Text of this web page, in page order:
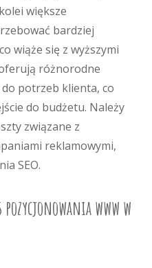
większe
bardziej
wiąże się z wyższymi
różnorodne
potrzeb klienta, co
do budżetu. Należy
związane z
reklamowymi,
SEO.
pozycjonowania www w